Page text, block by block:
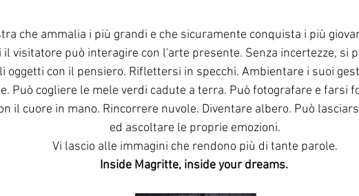
che ammalia i più grandi e che sicuramente conquista i più
il visitatore può interagire con l'arte presente. Senza incertezze, si
oggetti con il pensiero. Riflettersi in specchi. Ambientare i suoi
Può cogliere le mele verdi cadute a terra. Può fotografare e farsi
il cuore in mano. Rincorrere nuvole. Diventare albero. Può
ed ascoltare le proprie emozioni.
Vi lascio alle immagini che rendono più di tante parole.
Inside Magritte, inside your dreams.